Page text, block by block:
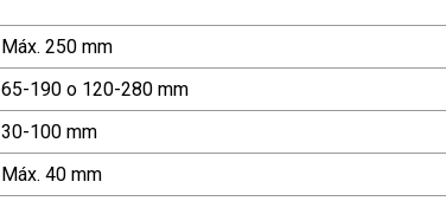
Máx. 250 mm
65-190 o 120-280 mm
30-100 mm
Máx. 40 mm